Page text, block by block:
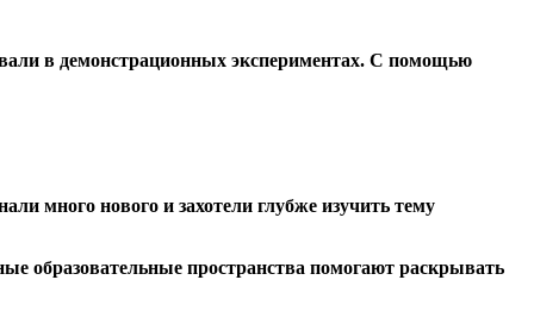
в демонстрационных экспериментах. С помощью
много нового и захотели глубже изучить тему
образовательные пространства помогают раскрывать